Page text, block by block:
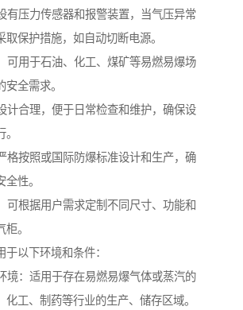
有压力传感器和报警装置，当气压异常
取保护措施，如自动切断电源。
可用于石油、化工、煤矿等易燃易爆场
全需求。
计合理，便于日常检查和维护，确保设
格按照或国际防爆标准设计和生产，确
性。
可根据用户需求定制不同尺寸、功能和
。
于以下环境和条件：
境：适用于存在易燃易爆气体或蒸汽的
化工、制药等行业的生产、储存区域。